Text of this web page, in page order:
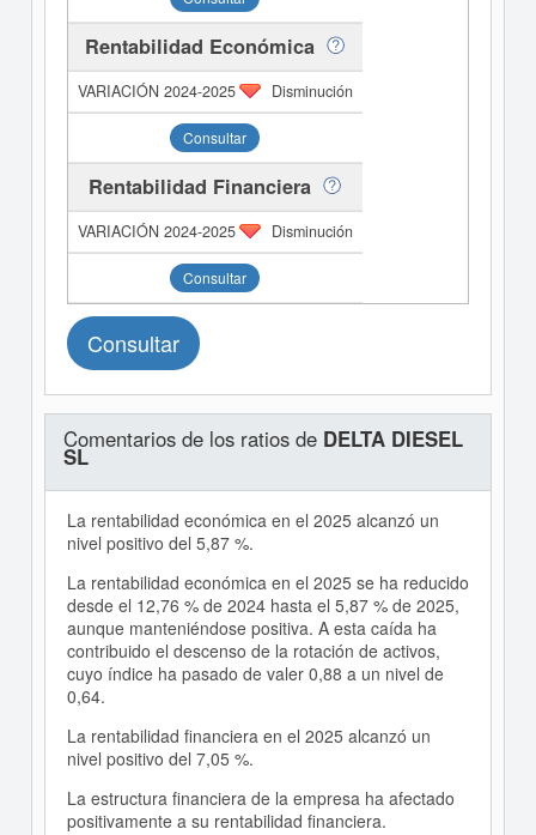
Rentabilidad Económica
Disminución
Consultar
Rentabilidad Financiera
Disminución
Consultar
Consultar
Comentarios de los ratios de DELTA DIESEL
SL
La rentabilidad económica en el 2025 alcanzó un
nivel positivo del 5,87 %.
La rentabilidad económica en el 2025 se ha reducido
desde el 12,76 % de 2024 hasta el 5,87 % de 2025,
aunque manteniéndose positiva. A esta caída ha
contribuido el descenso de la rotación de activos,
cuyo índice ha pasado de valer 0,88 a un nivel de
0,64.
La rentabilidad financiera en el 2025 alcanzó un
nivel positivo del 7,05 %.
La estructura financiera de la empresa ha afectado
positivamente a su rentabilidad financiera.